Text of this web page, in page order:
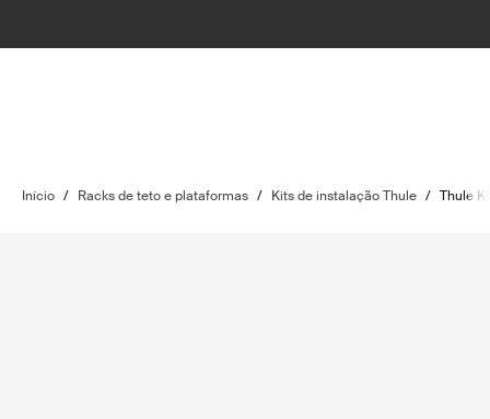
Início / Racks de teto e plataformas / Kits de instalação Thule / Thule